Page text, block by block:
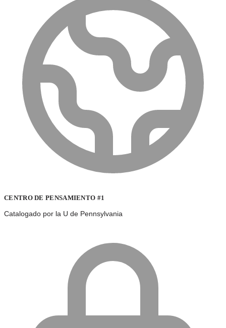
CENTRO DE PENSAMIENTO #1
Catalogado por la U de Pennsylvania